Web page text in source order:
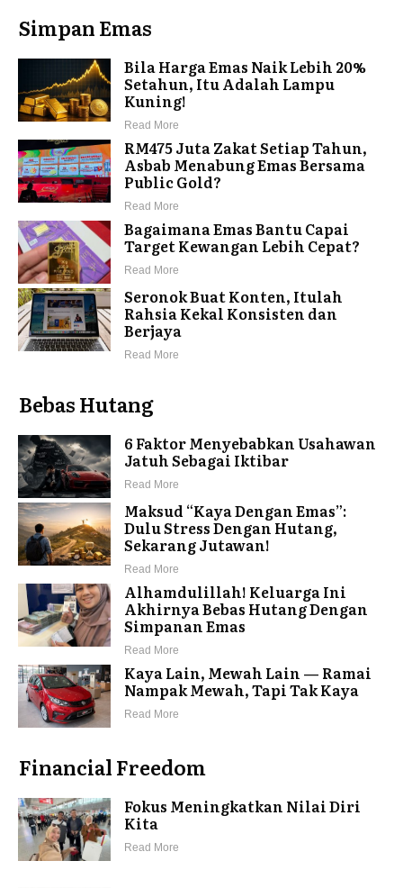
Simpan Emas
Bila Harga Emas Naik Lebih 20%
Setahun, Itu Adalah Lampu
Kuning!
Read More
RM475 Juta Zakat Setiap Tahun,
Asbab Menabung Emas Bersama
Public Gold?
Read More
Bagaimana Emas Bantu Capai
Target Kewangan Lebih Cepat?
Read More
Seronok Buat Konten, Itulah
Rahsia Kekal Konsisten dan
Berjaya
Read More
Bebas Hutang
6 Faktor Menyebabkan Usahawan
Jatuh Sebagai Iktibar
Read More
Maksud “Kaya Dengan Emas”:
Dulu Stress Dengan Hutang,
Sekarang Jutawan!
Read More
Alhamdulillah! Keluarga Ini
Akhirnya Bebas Hutang Dengan
Simpanan Emas
Read More
Kaya Lain, Mewah Lain — Ramai
Nampak Mewah, Tapi Tak Kaya
Read More
Financial Freedom
Fokus Meningkatkan Nilai Diri
Kita
Read More